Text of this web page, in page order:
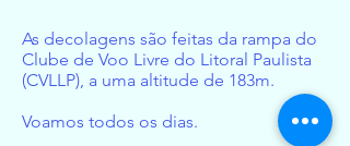
As decolagens são feitas da rampa do
Clube de Voo Livre do Litoral Paulista
(CVLLP), a uma altitude de 183m.
Voamos todos os dias.